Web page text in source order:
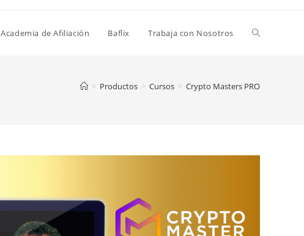
Academia de Afiliación Baflix Trabaja con Nosotros
> Productos > Cursos > Crypto Masters PRO